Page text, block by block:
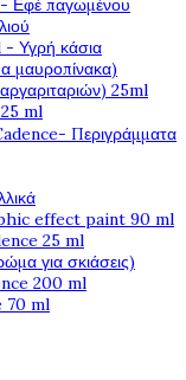
παγωμένου
Υγρή κάσια
μαυροπίνακα)
25ml
ml
Περιγράμματα
effect paint 90 ml
25 ml
για σκιάσεις)
200 ml
70 ml